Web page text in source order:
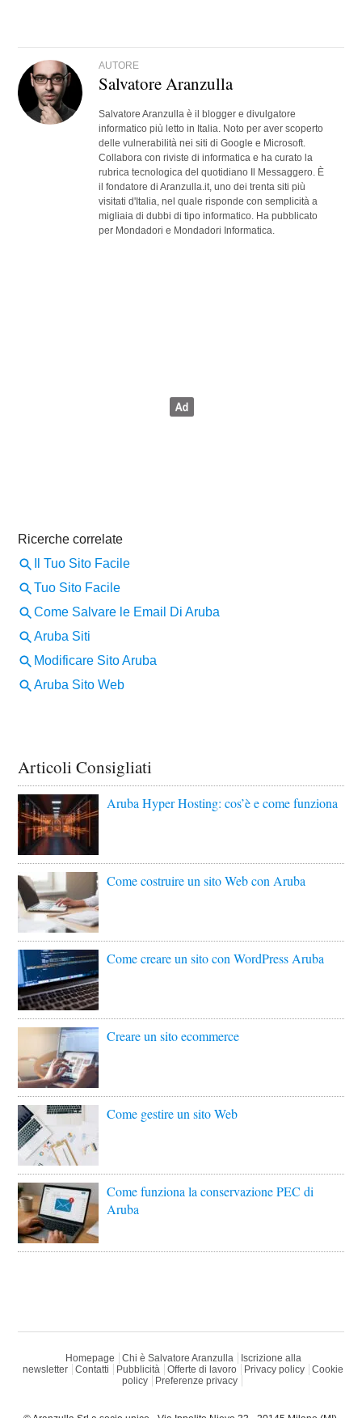
AUTORE
Salvatore Aranzulla
Salvatore Aranzulla è il blogger e divulgatore
informatico più letto in Italia. Noto per aver scoperto
delle vulnerabilità nei siti di Google e Microsoft.
Collabora con riviste di informatica e ha curato la
rubrica tecnologica del quotidiano Il Messaggero. È
il fondatore di Aranzulla.it, uno dei trenta siti più
visitati d'Italia, nel quale risponde con semplicità a
migliaia di dubbi di tipo informatico. Ha pubblicato
per Mondadori e Mondadori Informatica.
Articoli Consigliati
Aruba Hyper Hosting: cos’è e come funziona
Come costruire un sito Web con Aruba
Come creare un sito con WordPress Aruba
Creare un sito ecommerce
Come gestire un sito Web
Come funziona la conservazione PEC di
Aruba
Homepage Chi è Salvatore Aranzulla
Iscrizione alla
newsletter
Contatti Pubblicità Offerte di lavoro Privacy policy
Cookie
policy
Preferenze privacy